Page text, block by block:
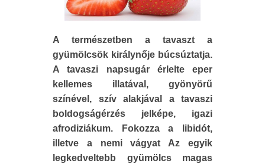
A természetben a tavaszt a
gyümölcsök királynője búcsúztatja.
A tavaszi napsugár érlelte eper
kellemes illatával, gyönyörű
színével, szív alakjával a tavaszi
boldogságérzés jelképe, igazi
afrodiziákum. Fokozza a libidót,
illetve a nemi vágyat Az egyik
legkedveltebb gyümölcs magas